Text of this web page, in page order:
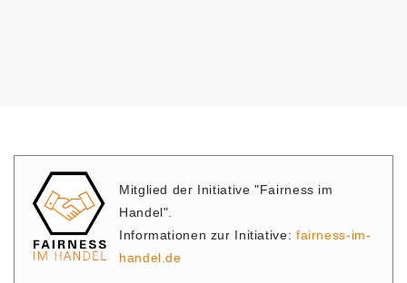
Mitglied der Initiative "Fairness im
Handel".
Informationen zur Initiative: fairness-im-
handel.de